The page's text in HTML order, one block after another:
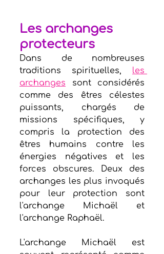
Les archanges
protecteurs
Dans de nombreuses
traditions spirituelles, les
archanges sont considérés
comme des êtres célestes
puissants, chargés de
missions spécifiques, y
compris la protection des
êtres humains contre les
énergies négatives et les
forces obscures. Deux des
archanges les plus invoqués
pour leur protection sont
l'archange Michaël et
l'archange Raphaël.
L'archange Michaël est